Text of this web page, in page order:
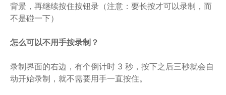
背景，再继续按住按钮录（注意：要长按才可以录制，而
不是碰一下）
怎么可以不用手按录制？
录制界面的右边，有个倒计时 3 秒，按下之后三秒就会自
动开始录制，就不需要用手一直按住。